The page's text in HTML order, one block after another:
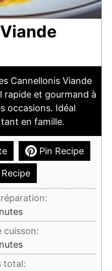
Cannellonis Viande
rapide et gourmand à
occasions. Idéal
en famille.
Pin Recipe
cuisson:
total: